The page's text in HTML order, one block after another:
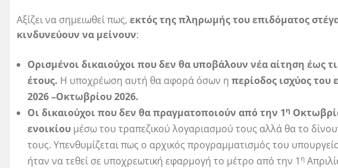
Αξίζει να σημειωθεί πως, εκτός της πληρωμής του επιδόματος
κινδυνεύουν να μείνουν:
Ορισμένοι δικαιούχοι που δεν θα υποβάλουν νέα αίτηση έως
έτους. Η υποχρέωση αυτή θα αφορά όσων η περίοδος ισχύος του
2026 –Οκτωβρίου 2026.
Οι δικαιούχοι που δεν θα πραγματοποιούν από την 1η
ενοικίου μέσω του τραπεζικού λογαριασμού τους αλλά θα το
τους. Υπενθυμίζεται πως ο αρχικός προγραμματισμός του
ήταν να τεθεί σε υποχρεωτική εφαρμογή το μέτρο από την 1 η